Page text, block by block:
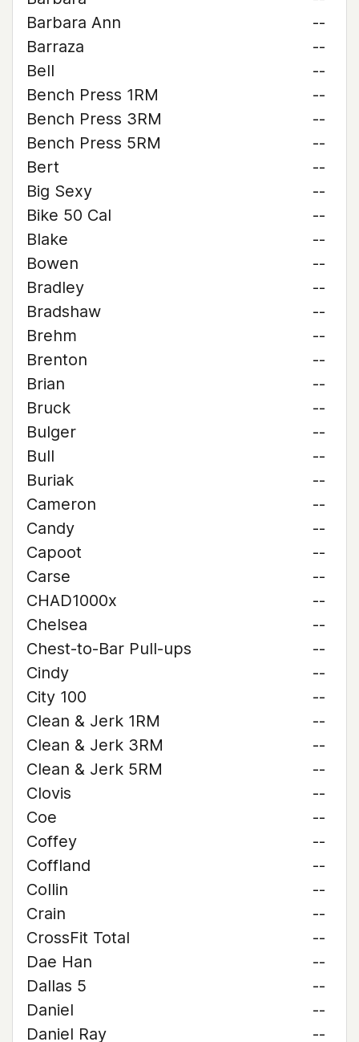
Barbara Ann
--
Barraza
--
Bell
--
Bench Press 1RM
--
Bench Press 3RM
--
Bench Press 5RM
--
Bert
--
Big Sexy
--
Bike 50 Cal
--
Blake
--
Bowen
--
Bradley
--
Bradshaw
--
Brehm
--
Brenton
--
Brian
--
Bruck
--
Bulger
--
Bull
--
Buriak
--
Cameron
--
Candy
--
Capoot
--
Carse
--
CHAD1000x
--
Chelsea
--
Chest-to-Bar Pull-ups
--
Cindy
--
City 100
--
Clean & Jerk 1RM
--
Clean & Jerk 3RM
--
Clean & Jerk 5RM
--
Clovis
--
Coe
--
Coffey
--
Coffland
--
Collin
--
Crain
--
CrossFit Total
--
Dae Han
--
Dallas 5
--
Daniel
--
Daniel Ray
--